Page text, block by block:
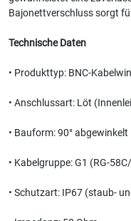
Bajonettverschluss sorgt
Technische Daten
• Produkttyp: BNC-
• Anschlussart: Löt
• Bauform: 90° abgewinkelt
• Kabelgruppe: G1 (RG-
• Schutzart: IP67 (staub-